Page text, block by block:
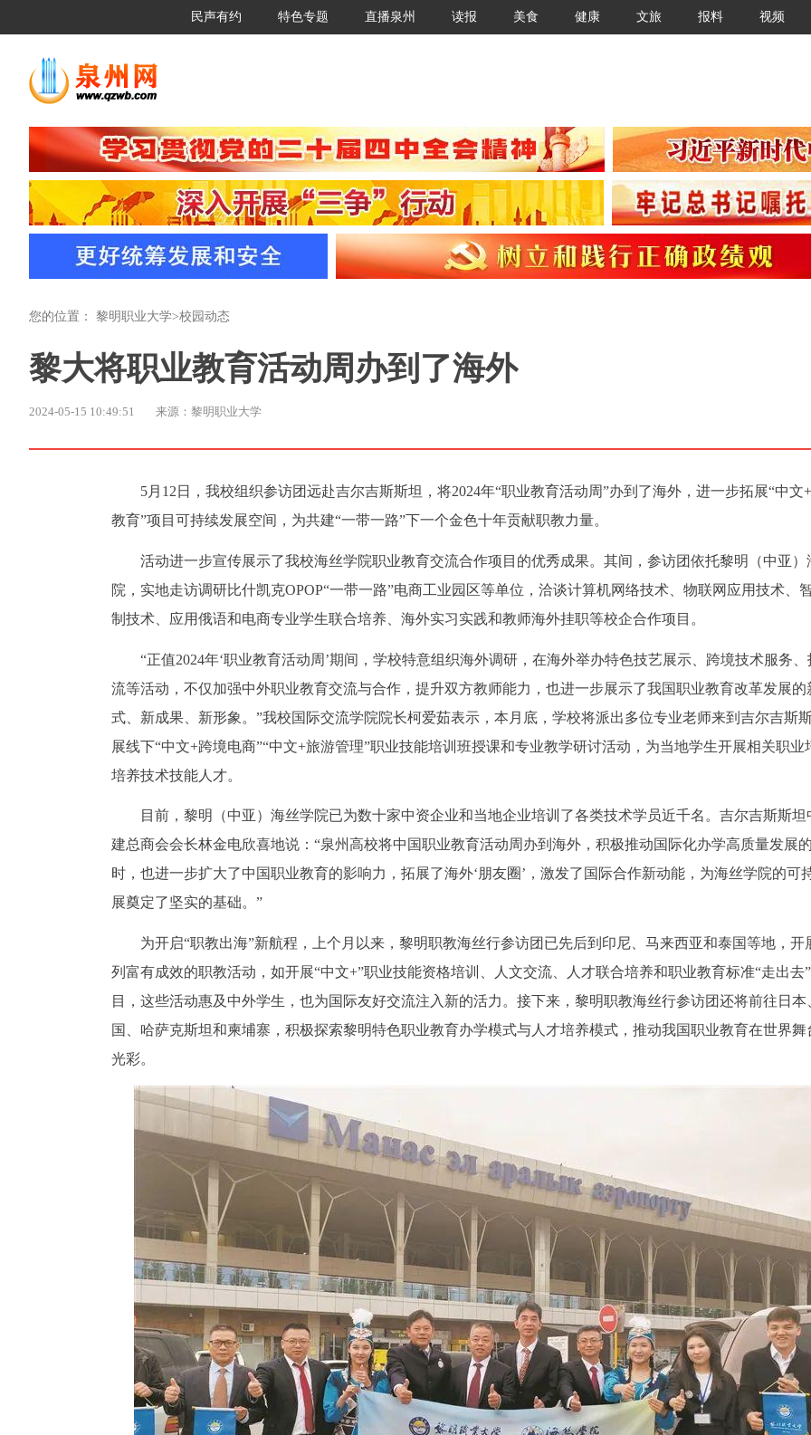
民声有约 特色专题 直播泉州 读报 美食 健康 文旅 报料 视频
您的位置： 黎明职业大学>校园动态
黎大将职业教育活动周办到了海外
2024-05-15 10:49:51 来源：黎明职业大学
5月12日，我校组织参访团远赴吉尔吉斯斯坦，将2024年“职业教育活动周”办到了海外，进一步拓展“中文
教育”项目可持续发展空间，为共建“一带一路”下一个金色十年贡献职教力量。
活动进一步宣传展示了我校海丝学院职业教育交流合作项目的优秀成果。其间，参访团依托黎明（中亚）
院，实地走访调研比什凯克OPOP“一带一路”电商工业园区等单位，洽谈计算机网络技术、物联网应用技术、
制技术、应用俄语和电商专业学生联合培养、海外实习实践和教师海外挂职等校企合作项目。
“正值2024年‘职业教育活动周’期间，学校特意组织海外调研，在海外举办特色技艺展示、跨境技术服务
流等活动，不仅加强中外职业教育交流与合作，提升双方教师能力，也进一步展示了我国职业教育改革发展的
式、新成果、新形象。”我校国际交流学院院长柯爱茹表示，本月底，学校将派出多位专业老师来到吉尔吉斯
展线下“中文+跨境电商”“中文+旅游管理”职业技能培训班授课和专业教学研讨活动，为当地学生开展相关职业
培养技术技能人才。
目前，黎明（中亚）海丝学院已为数十家中资企业和当地企业培训了各类技术学员近千名。吉尔吉斯斯坦
建总商会会长林金电欣喜地说：“泉州高校将中国职业教育活动周办到海外，积极推动国际化办学高质量发展
时，也进一步扩大了中国职业教育的影响力，拓展了海外‘朋友圈’，激发了国际合作新动能，为海丝学院的可
展奠定了坚实的基础。”
为开启“职教出海”新航程，上个月以来，黎明职教海丝行参访团已先后到印尼、马来西亚和泰国等地，开
列富有成效的职教活动，如开展“中文+”职业技能资格培训、人文交流、人才联合培养和职业教育标准“走出去
目，这些活动惠及中外学生，也为国际友好交流注入新的活力。接下来，黎明职教海丝行参访团还将前往日本
国、哈萨克斯坦和柬埔寨，积极探索黎明特色职业教育办学模式与人才培养模式，推动我国职业教育在世界舞
光彩。